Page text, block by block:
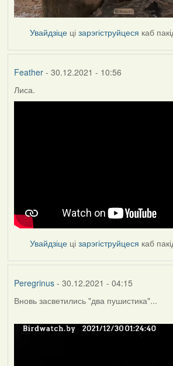
Увайдзіце цізарэгіструйцеся каб
Feather- 30.12.2021 - 10:56
Лиса.
Увайдзіце цізарэгіструйцеся каб
Peregrinus- 30.12.2021 - 04:15
Вновь засветились "два пушистика"...